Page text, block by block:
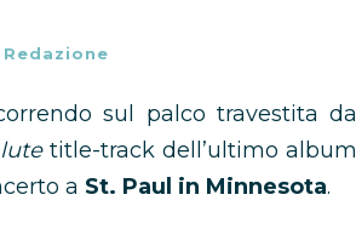
sul palco travestita da
title-track dell’ultimo album
a St. Paul in Minnesota.